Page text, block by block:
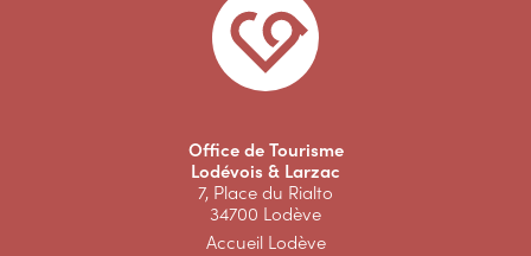
Office de Tourisme
Lodévois & Larzac
7, Place du Rialto
34700 Lodève
Accueil Lodève